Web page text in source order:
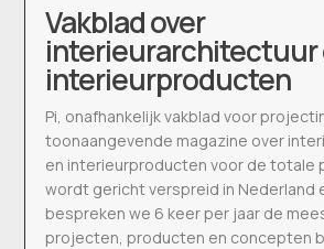
Vakblad over
interieurarchitectuur
interieurproducten
Pi, onafhankelijk vakblad voor
toonaangevende magazine over
en interieurproducten voor de totale
wordt gericht verspreid in Nederland
bespreken we 6 keer per jaar de
projecten, producten en concepten